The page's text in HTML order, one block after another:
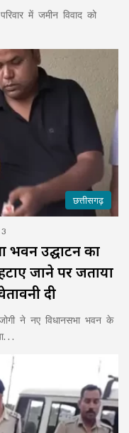
में जमीन विवाद को
छत्तीसगढ़
3
भवन उद्घाटन का
हटाए जाने पर जताया
दी
ने नए विधानसभा भवन के